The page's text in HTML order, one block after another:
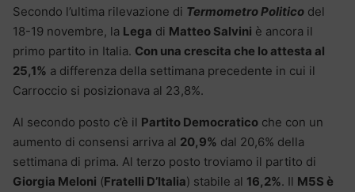
Secondo l’ultima rilevazione di Termometro Politico del
18-19 novembre, la Lega di Matteo Salvini è ancora il
primo partito in Italia. Con una crescita che lo attesta al
25,1% a differenza della settimana precedente in cui il
Carroccio si posizionava al 23,8%.
Al secondo posto c’è il Partito Democratico che con un
aumento di consensi arriva al 20,9% dal 20,6% della
settimana di prima. Al terzo posto troviamo il partito di
Giorgia Meloni (Fratelli D’Italia) stabile al 16,2%. Il M5S è